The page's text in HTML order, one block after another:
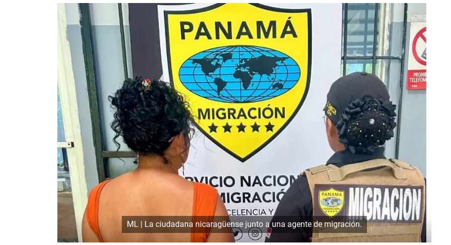
ML | La ciudadana nicaragüense junto a una agente de migración.